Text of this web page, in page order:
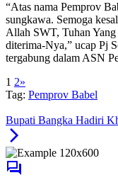
“Atas nama Pemprov
sungkawa. Semoga
Allah SWT, Tuhan Yang
diterima-Nya,” ucap Pj
tergabung dalam ASN
1 2»
Tag: Pemprov Babel
Bupati Bangka Hadiri